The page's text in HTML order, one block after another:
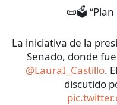
📜🗳️ “Plan
La iniciativa de la
Senado, donde
@LauraI_Castillo.
discutido